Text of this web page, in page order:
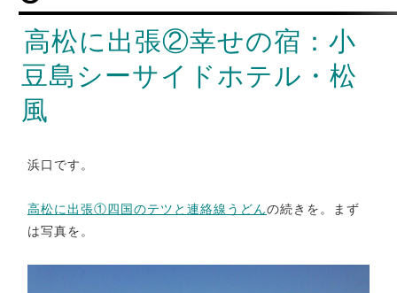
高松に出張②幸せの宿：小
豆島シーサイドホテル・松
風
浜口です。
高松に出張①四国のテツと連絡線うどんの続きを。まず
は写真を。